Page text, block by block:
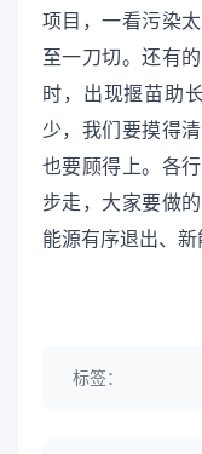
项目，一看污染
至一刀切。还有
时，出现揠苗助
少，我们要摸得
也要顾得上。各
步走，大家要做
能源有序退出、
标签：